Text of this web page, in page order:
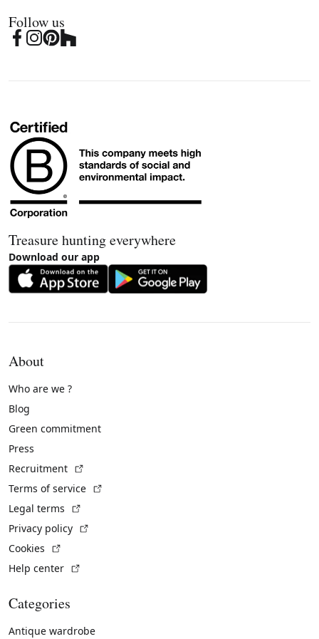
Follow us
Treasure hunting everywhere
Download our app
About
Who are we ?
Blog
Green commitment
Press
Recruitment
Terms of service
Legal terms
Privacy policy
Cookies
Help center
Categories
Antique wardrobe